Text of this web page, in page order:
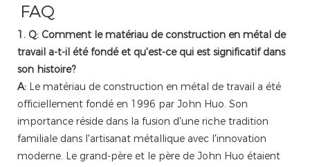
FAQ
1. Q: Comment le matériau de construction en métal de
travail a-t-il été fondé et qu'est-ce qui est significatif dans
son histoire?
A: Le matériau de construction en métal de travail a été
officiellement fondé en 1996 par John Huo. Son
importance réside dans la fusion d'une riche tradition
familiale dans l'artisanat métallique avec l'innovation
moderne. Le grand-père et le père de John Huo étaient